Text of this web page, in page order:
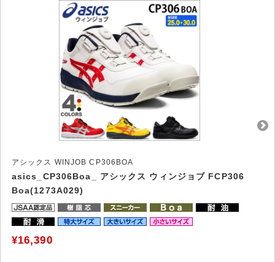
アシックス WINJOB CP306BOA
asics_CP306Boa_ アシックス ウィンジョブ FCP306
Boa(1273A029)
¥16,390